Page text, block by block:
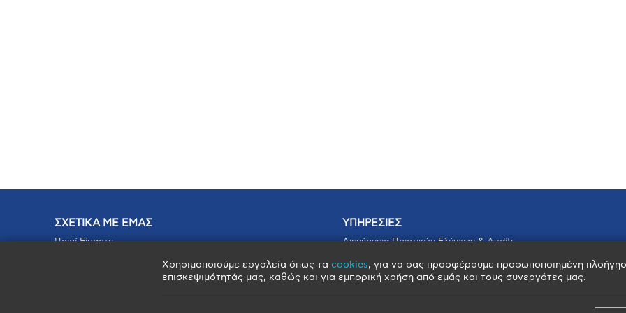
ΣΧΕΤΙΚΑ ΜΕ ΕΜΑΣ
Ποιοί Είμαστε
ΥΠΗΡΕΣΙΕΣ
Διενέργεια Ποιοτικών Ελέγχων & Audits
Υπηρεσίες Διαμεσολάβησης
Πιστοποιημένος Προμηθευτής – Verified Supplier
Χρησιμοποιούμε εργαλεία όπως τα cookies, για να σας προσφέρουμε προσωποποιημένη
επισκεψιμότητάς μας, καθώς και για εμπορική χρήση από εμάς και τους συνεργάτες μας.